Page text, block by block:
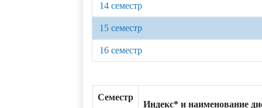
14 семестр
15 семестр
16 семестр
Семестр
Индекс* и наименование